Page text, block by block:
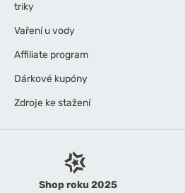
Shop roku 2025
triky
Vaření u vody
Affiliate program
Dárkové kupóny
Zdroje ke stažení